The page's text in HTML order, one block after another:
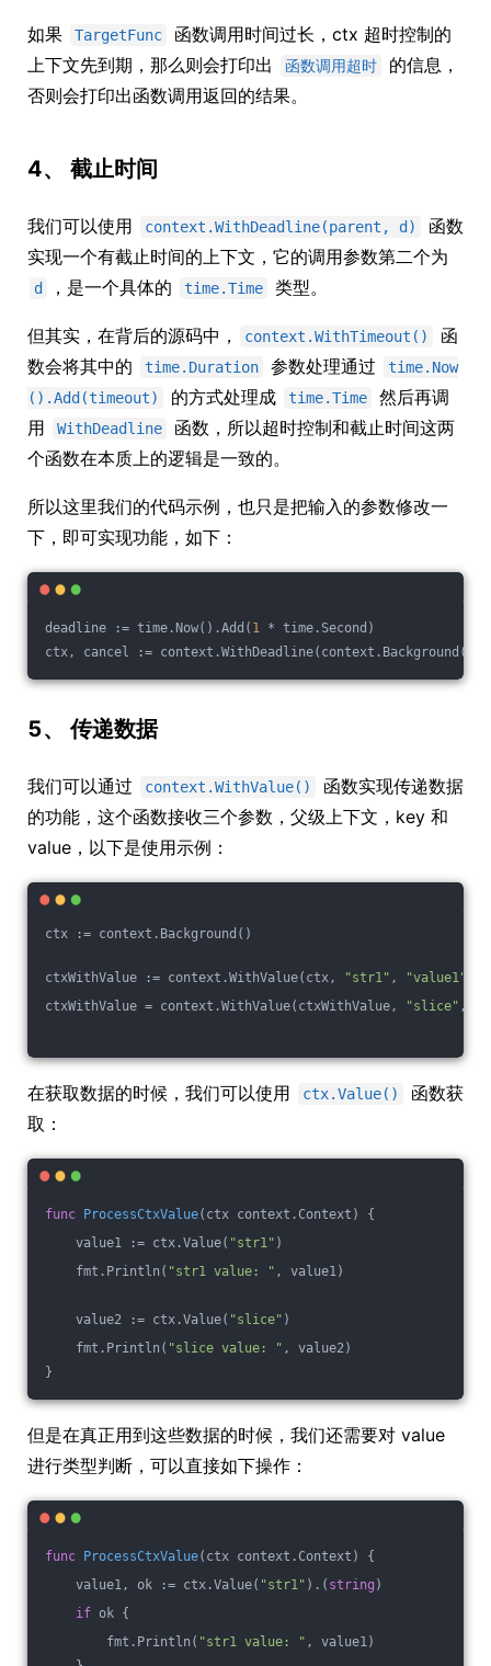
如果 TargetFunc
函数调用时间过长，ctx 超时控制的
上下文先到期，那么则会打印出
函数调用超时
的信息，
否则会打印出函数调用返回的结果。
4、 截止时间
我们可以使用 context.WithDeadline(parent, d)
函数
实现一个有截止时间的上下文，它的调用参数第二个为
d ，是一个具体的 time.Time 类型。
但其实，在背后的源码中， context.WithTimeout()
函
数会将其中的
time.Duration 参数处理通过
time.Now
().Add(timeout)
的方式处理成 time.Time
然后再调
用
WithDeadline
函数，所以超时控制和截止时间这两
个函数在本质上的逻辑是一致的。
所以这里我们的代码示例，也只是把输入的参数修改一
下，即可实现功能，如下：
deadline := time.Now().Add( 1 * time.Second)
ctx, cancel := context.WithDeadline(context.Background(),
5、 传递数据
我们可以通过 context.WithValue()
函数实现传递数据
的功能，这个函数接收三个参数，父级上下文，key 和
value，以下是使用示例：
ctx := context.Background()
ctxWithValue := context.WithValue(ctx, "str1" , "value1"
ctxWithValue = context.WithValue(ctxWithValue,
"slice" , []
在获取数据的时候，我们可以使用 ctx.Value()
函数获
取：
func ProcessCtxValue(ctx context.Context)
{
value1 := ctx.Value( "str1" )
fmt.Println( "str1 value: " , value1)
value2 := ctx.Value( "slice" )
fmt.Println( "slice value: " , value2)
}
但是在真正用到这些数据的时候，我们还需要对 value
进行类型判断，可以直接如下操作：
func ProcessCtxValue(ctx context.Context)
{
value1, ok := ctx.Value( "str1" ).( string )
if ok {
fmt.Println( "str1 value: " , value1)